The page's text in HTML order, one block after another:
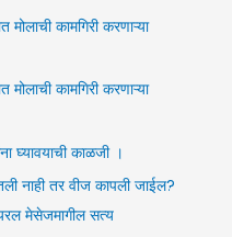
कामगिरी करणाऱ्या
कामगिरी करणाऱ्या
घ्यावयाची काळजी ।
नाही तर वीज कापली जाईल?
मेसेजमागील सत्य